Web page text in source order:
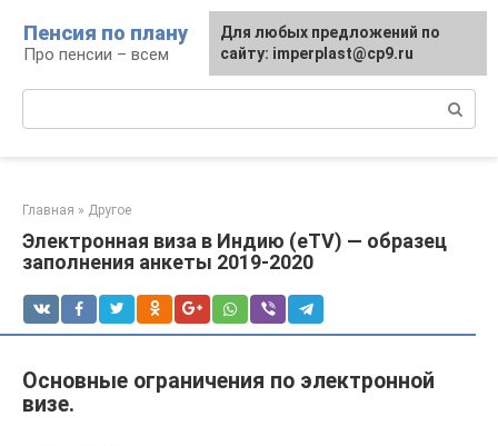
контенту
Пенсия по плану
Про пенсии – всем
Главная » Другое
Электронная виза в Индию (eTV) — образец
заполнения анкеты 2019-2020
Основные ограничения по электронной
визе.
Для любых предложений по
сайту: imperplast@cp9.ru